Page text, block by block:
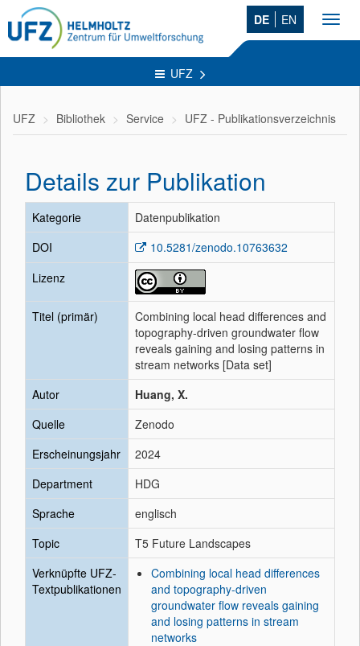
DE EN
UFZ
UFZ Bibliothek Service UFZ - Publikationsverzeichnis
Details zur Publikation
Kategorie
Datenpublikation
DOI
10.5281/zenodo.10763632
Lizenz
Titel (primär)
Combining local head differences and
topography-driven groundwater flow
reveals gaining and losing patterns in
stream networks [Data set]
Autor
Huang, X.
Quelle
Zenodo
Erscheinungsjahr
2024
Department
HDG
Sprache
englisch
Topic
T5 Future Landscapes
Verknüpfte UFZ-
Textpublikationen
Combining local head differences
and topography-driven
groundwater flow reveals gaining
and losing patterns in stream
networks